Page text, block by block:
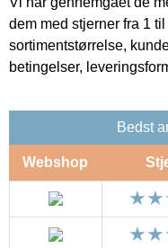
dem med stjerner fra 1
sortimentstørrelse,
betingelser,
Bedst
Webshop